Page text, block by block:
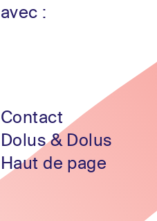
avec :
Contact
Dolus & Dolus
Haut de page